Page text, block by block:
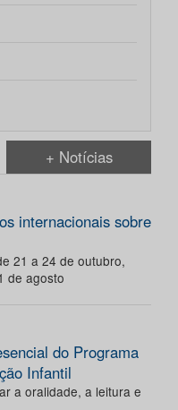
+ Notícias
internacionais sobre
21 a 24 de outubro,
de agosto
do Programa
Infantil
a oralidade, a leitura e